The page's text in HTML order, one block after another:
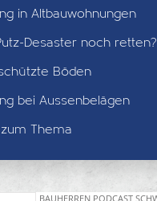
in Altbauwohnungen
Desaster noch retten?
Böden
bei Aussenbelägen
Thema